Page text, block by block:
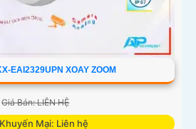
EAI2329UPN XOAY ZOOM
Giá Bán: LIÊN HỆ
Mại: Liên hệ